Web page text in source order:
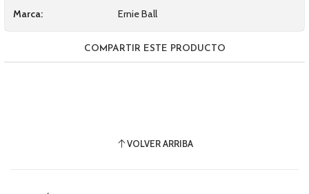
Marca: Ernie Ball
COMPARTIR ESTE PRODUCTO
VOLVER ARRIBA